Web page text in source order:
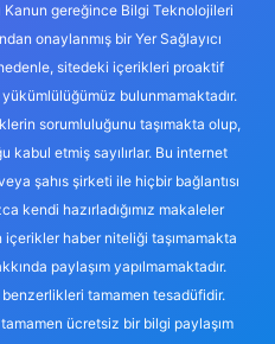
Kanun gereğince Bilgi Teknolojileri
onaylanmış bir Yer Sağlayıcı
sitedeki içerikleri proaktif
bulunmamaktadır.
sorumluluğunu taşımakta olup,
kabul etmiş sayılırlar. Bu internet
şahıs şirketi ile hiçbir bağlantısı
kendi hazırladığımız makaleler
içerikler haber niteliği taşımamakta
paylaşım yapılmamaktadır.
tamamen tesadüfidir.
ücretsiz bir bilgi paylaşım